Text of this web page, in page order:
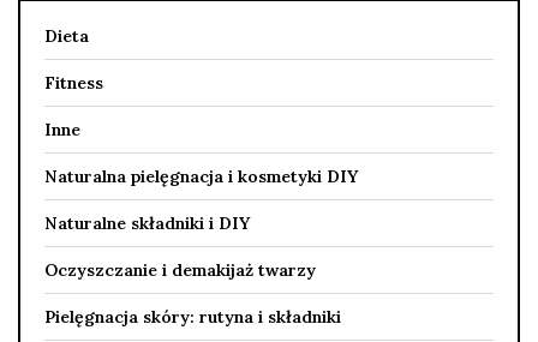
Dieta
Fitness
Inne
Naturalna pielęgnacja i kosmetyki DIY
Naturalne składniki i DIY
Oczyszczanie i demakijaż twarzy
Pielęgnacja skóry: rutyna i składniki